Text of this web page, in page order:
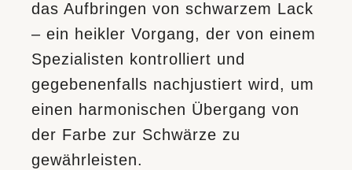
das Aufbringen von schwarzem Lack
– ein heikler Vorgang, der von einem
Spezialisten kontrolliert und
gegebenenfalls nachjustiert wird, um
einen harmonischen Übergang von
der Farbe zur Schwärze zu
gewährleisten.